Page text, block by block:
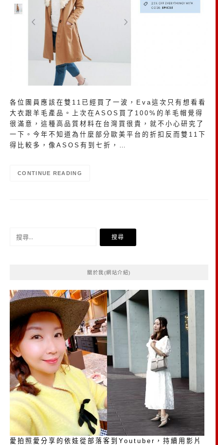
各位團員應該在雙11已經買了一波，Eva這次只有想看看
大衣跟羊毛產品。上次在ASOS買了100%的羊毛帽覺得
很滿意，這種高品質材料在台灣買很貴，就不小心研究了
一下。今年不知道為什麼部分歐美平台的折扣反而雙11下
得比較多，像ASOS有到七折，…
CONTINUE READING
尋
關於我(網站介紹)
愛拍照愛分享的依娃從部落客到Youtuber，持續用影片